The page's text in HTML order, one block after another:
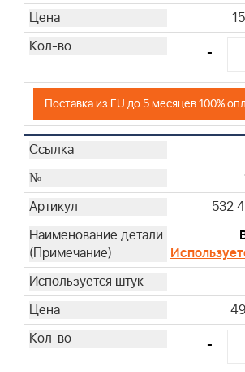
-
Поставка из EU до 5 месяцев 100%
532
-